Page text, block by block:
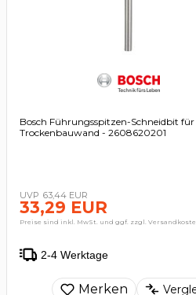
Bosch Führungsspitzen-Schneidbit für
Trockenbauwand - 2608620201
63,44 EUR
33,29 EUR
Preise sind inkl. MwSt. und ggf. zzgl.
2-4 Werktage
Merken